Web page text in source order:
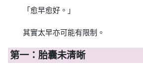
「愈早愈好。」
其實太早亦可能有限制。
第一：胎囊未清晰